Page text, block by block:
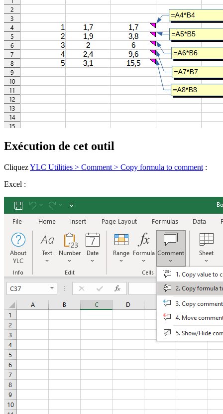
Exécution de cet outil
CliquezYLC Utilities > Comment > Copy formula to comment :
Excel :